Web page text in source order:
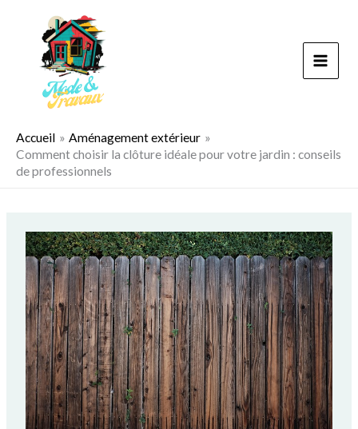
Accueil
Aménagement extérieur
Comment choisir la clôture idéale pour votre jardin : conseils
de professionnels